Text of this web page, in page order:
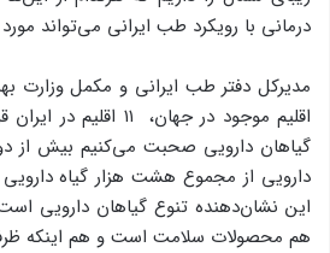
درمانی با رویکرد طب ایرانی می‌تواند مورد
اقلیم موجود در جهان،
گیاهان دارویی صحبت می‌کنیم بیش از
دارویی از مجموع هشت هزار گیاه دارویی
این نشان‌دهنده تنوع گیاهان دارویی
هم محصولات سلامت است و هم اینکه